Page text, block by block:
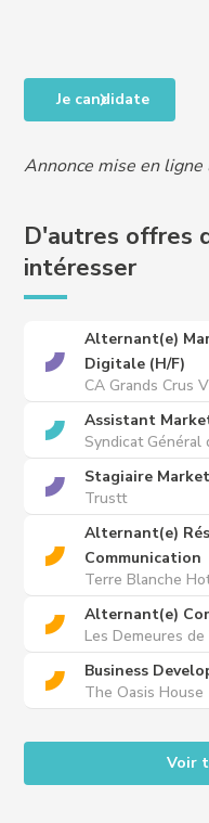
Je candidate
Annonce mise en
D'autres offres
intéresser
Alternant(e)
Digitale (H/F)
CA Grands Crus
Assistant
Syndicat Général
Stagiaire
Trustt
Alternant(e)
Communication
Terre Blanche
Alternant(e)
Les Demeures de
Business
The Oasis House
Voir